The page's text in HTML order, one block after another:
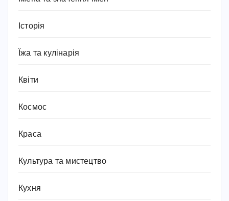
Історія
Їжа та кулінарія
Квіти
Космос
Краса
Культура та мистецтво
Кухня